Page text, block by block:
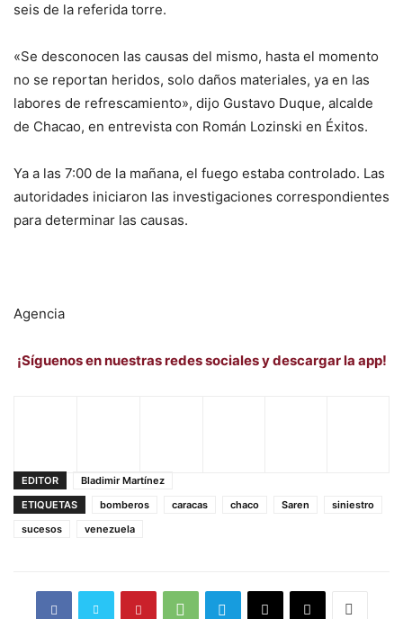
seis de la referida torre.
«Se desconocen las causas del mismo, hasta el momento
no se reportan heridos, solo daños materiales, ya en las
labores de refrescamiento», dijo Gustavo Duque, alcalde
de Chacao, en entrevista con Román Lozinski en Éxitos.
Ya a las 7:00 de la mañana, el fuego estaba controlado. Las
autoridades iniciaron las investigaciones correspondientes
para determinar las causas.
Agencia
¡Síguenos en nuestras redes sociales y descargar la app!
EDITOR
Bladimir Martínez
ETIQUETAS
bomberos caracas chaco Saren
siniestro
sucesos
venezuela